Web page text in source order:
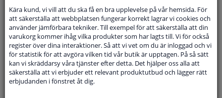
Kundservice:08-446 81 232
Ställ din fråga hos våra produktspecialister.
Frågor Och Svar
Modellmatchande garanti, Hitta rätt bildelar.
Kära kund, vi vill att du ska få en bra upplevelse på vår hemsida. För
att säkerställa att webbplatsen fungerar korrekt lagrar vi cookies och
använder jämförbara tekniker. Till exempel för att säkerställa att din
varukorg kommer ihåg vilka produkter som har lagts till. Vi för också
register över dina interaktioner. Så att vi vet om du är inloggad och vi
för statistik för att avgöra vilken tid vår butik är upptagen. På så sätt
kan vi skräddarsy våra tjänster efter detta. Det hjälper oss alla att
säkerställa att vi erbjuder ett relevant produktutbud och lägger rätt
erbjudanden i fönstret åt dig.